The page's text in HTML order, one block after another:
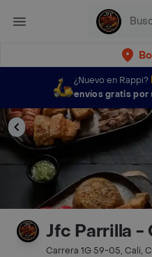
¿Nuevo en Rappi?
envíos gratis por
Jfc Parrilla -
Carrera 1G 59-05, Cali,